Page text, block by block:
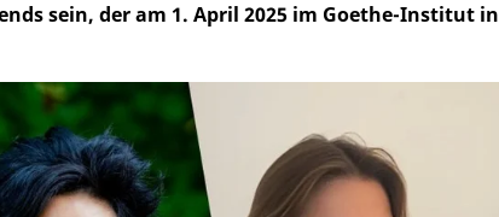
sein, der am 1. April 2025 im Goethe-Institut in